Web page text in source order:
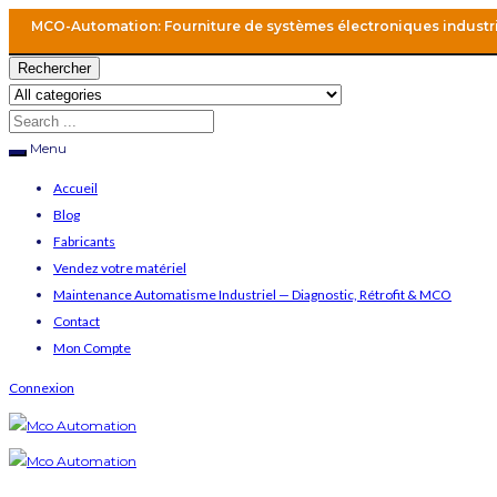
MCO-Automation: Fourniture de systèmes électroniques
Rechercher
Menu
Accueil
Blog
Fabricants
Vendez votre matériel
Maintenance Automatisme Industriel — Diagnostic, Rétrofit & MCO
Contact
Mon Compte
Connexion